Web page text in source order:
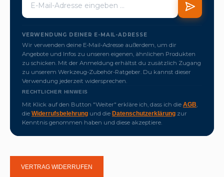
VERWENDUNG DEINER E-MAIL-ADRESSE
Wir verwenden deine E-Mail-Adresse außerdem, um dir
Angebote und Infos zu unseren eigenen, ähnlichen Produkten
zu schicken. Mit der Anmeldung erhältst du zusätzlich Zugang
zu unserem Werkzeug-Zubehör-Ratgeber. Du kannst dieser
Verwendung jederzeit widersprechen.
RECHTLICHER HINWEIS
Mit Klick auf den Button "Weiter" erkläre ich, dass ich die AGB
die Widerrufsbelehrung und die Datenschutzerklärung zur
Kenntnis genommen haben und diese akzeptiere.
VERTRAG WIDERRUFEN